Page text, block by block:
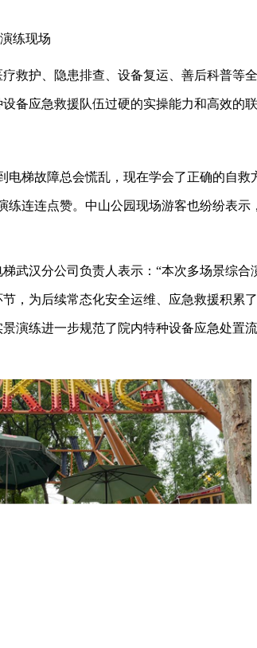
演练现场
救护、隐患排查、设备复运、善后科普等
备应急救援队伍过硬的实操能力和高效的联
梯故障总会慌乱，现在学会了正确的自救
连连点赞。中山公园现场游客也纷纷表
武汉分公司负责人表示：“本次多场景综合
，为后续常态化安全运维、应急救援积累
演练进一步规范了院内特种设备应急处置